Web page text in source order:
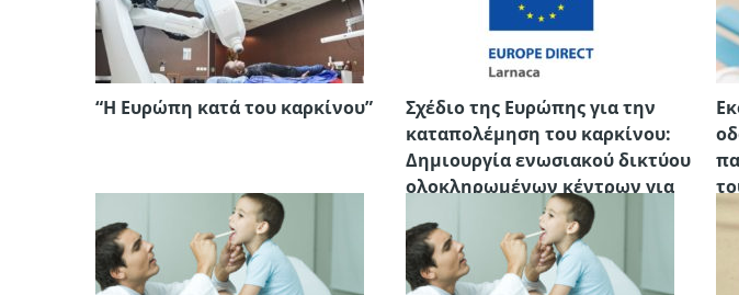
“Η Ευρώπη κατά του καρκίνου”
Σχέδιο της Ευρώπης για την
καταπολέμηση του καρκίνου:
Δημιουργία ενωσιακού δικτύου
ολοκληρωμένων κέντρων για